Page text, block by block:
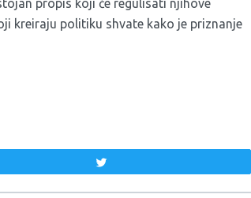
propis koji će regulisati njihove
kreiraju politiku shvate kako je priznanje